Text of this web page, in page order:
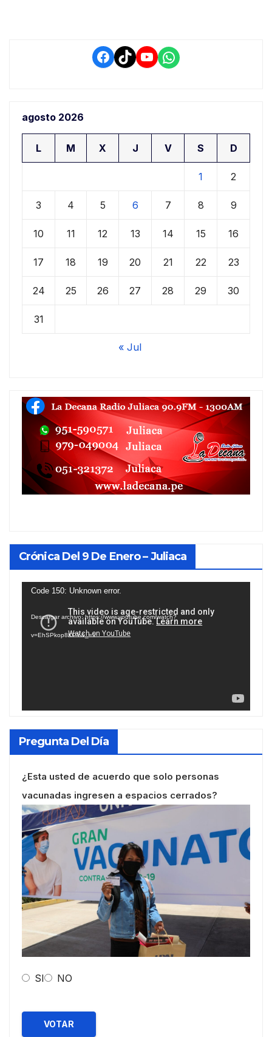
Facebook
TikTokYouTube
WhatsApp
agosto 2026
L M X J V S D
1 2
3 4 5 6 7 8 9
10 11 12 13 14 15 16
17 18 19 20 21 22 23
24 25 26 27 28 29 30
31
« Jul
Crónica Del 9 De Enero – Juliaca
Reproductor
vídeo
Code 150: Unknown error.
Descargar archivo: https://www.youtube.com/watch?
v=EhSPkop8KPY&_=1
Pregunta Del Día
¿Esta usted de acuerdo que solo personas
vacunadas ingresen a espacios cerrados?
SI NO
VOTAR